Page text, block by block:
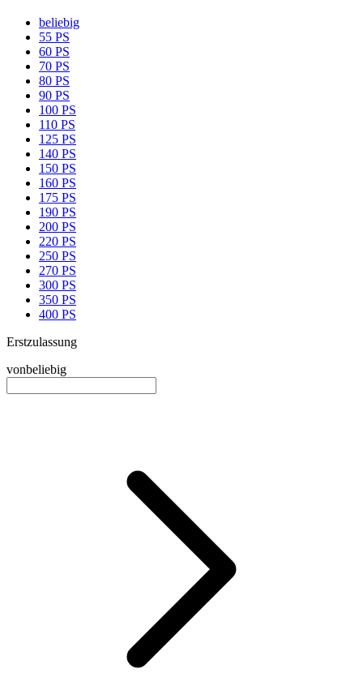
beliebig
55 PS
60 PS
70 PS
80 PS
90 PS
100 PS
110 PS
125 PS
140 PS
150 PS
160 PS
175 PS
190 PS
200 PS
220 PS
250 PS
270 PS
300 PS
350 PS
400 PS
Erstzulassung
vonbeliebig